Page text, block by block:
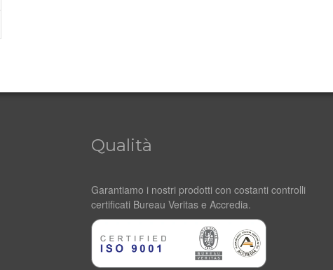
Qualità
Garantiamo i nostri prodotti con costanti controlli
certificati Bureau Veritas e Accredia.